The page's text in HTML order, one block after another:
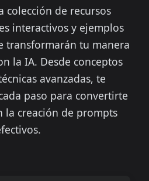
colección de recursos
interactivos y ejemplos
transformarán tu manera
la IA. Desde conceptos
avanzadas, te
paso para convertirte
la creación de prompts